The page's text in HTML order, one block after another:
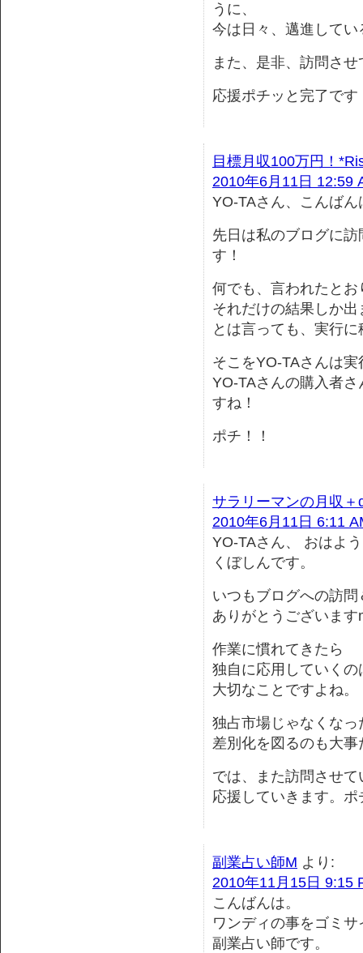
うに、
今は日々、邁進してい
また、是非、訪問さ
応援ポチッと完了です
目標月収100万円！
2010年6月11日 12:59
YO-TAさん、こんばん
先日は私のブログに
す！
何でも、言われたと
それだけの結果しか
とは言っても、実行
そこをYO-TAさんは
YO-TAさんの購入者
すね！
ポチ！！
サラリーマンの月収＋
2010年6月11日 6:11
YO-TAさん、 おはよ
くぼしんです。
いつもブログへの訪問
ありがとうございます
作業に慣れてきたら
独自に応用していくの
大切なことですよね。
独占市場じゃなくなっ
差別化を図るのも大事
では、また訪問させ
応援していきます。ポ
副業占い師M より:
2010年11月15日 9:15
こんばんは。
ワンディの事をゴミ
副業占い師です。